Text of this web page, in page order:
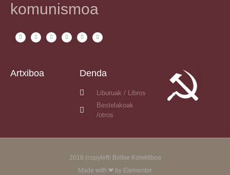
komunismoa
Artxiboa Denda
Liburuak / Libros
Bestelakoak
/otros
2018 (copyleft) Boltxe Kolektiboa
Made with ❤ by Elementor